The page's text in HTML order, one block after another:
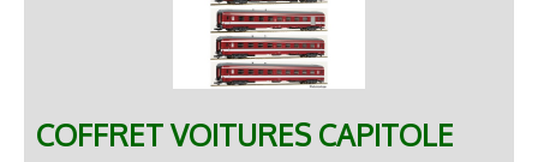
COFFRET VOITURES CAPITOLE